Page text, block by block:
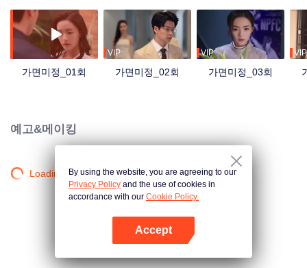
가면미정_01회
VIP
가면미정_02회
VIP
가면미정_03회
VIP
예고&메이킹
Loading…By using the website, you are agreeing to our
Privacy Policy and the use of cookies in
accordance with our Cookie Policy.
Accept